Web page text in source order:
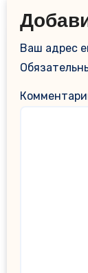
Ваш адрес